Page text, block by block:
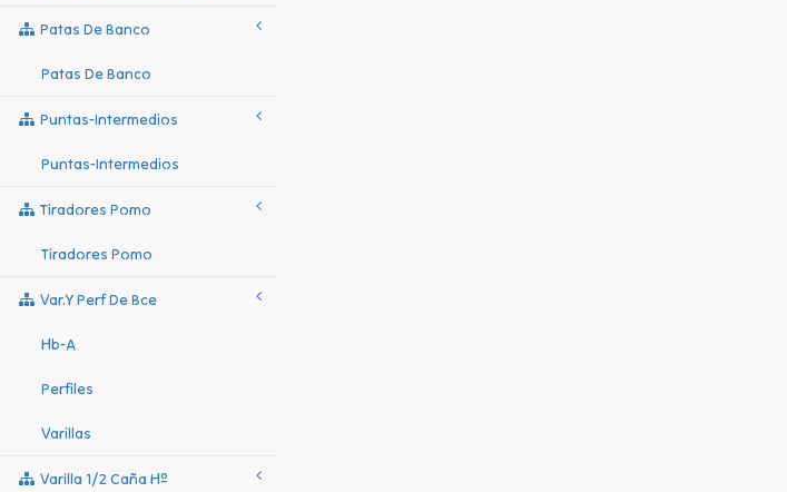
Patas De Banco
Patas De Banco
Puntas-Intermedios
Puntas-Intermedios
Tiradores Pomo
Tiradores Pomo
Var.y Perf De Bce
Hb-A
Perfiles
Varillas
Varilla 1/2 Caña Hº